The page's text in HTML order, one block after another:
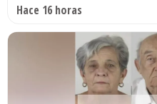
Hace 16 horas